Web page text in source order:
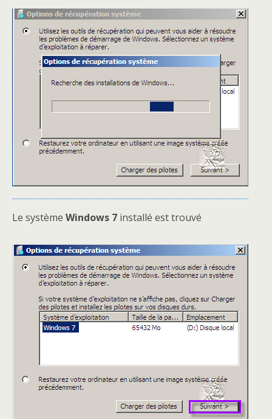
Le système Windows 7 installé est trouvé